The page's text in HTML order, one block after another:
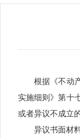
根据《不动产
实施细则》第十
或者异议不成立
异议书面材料